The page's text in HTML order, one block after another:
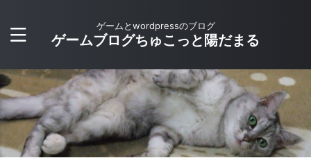
ゲームとwordpressのブログ
ゲームブログちゅこっと陽だまる